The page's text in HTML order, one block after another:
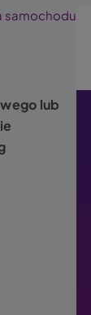
samochodu
lub